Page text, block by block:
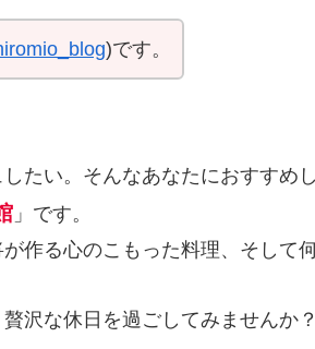
)です。
たい。そんなあなたにおすすめ
」です。
作る心のこもった料理、そして
沢な休日を過ごしてみませんか？